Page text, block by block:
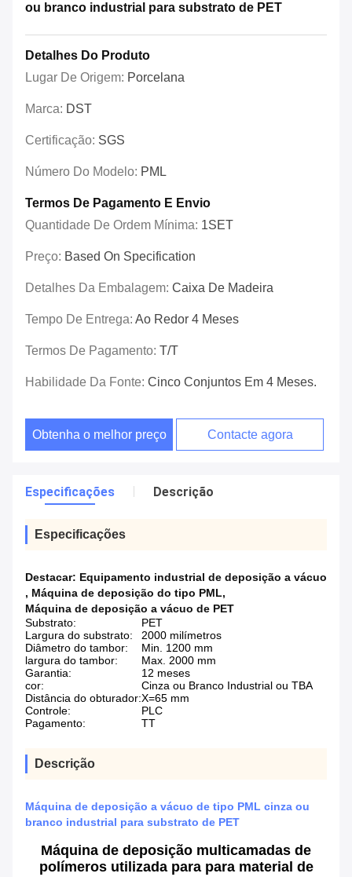
ou branco industrial para substrato de PET
Detalhes Do Produto
Lugar De Origem: Porcelana
Marca: DST
Certificação: SGS
Número Do Modelo: PML
Termos De Pagamento E Envio
Quantidade De Ordem Mínima: 1SET
Preço: Based On Specification
Detalhes Da Embalagem: Caixa De Madeira
Tempo De Entrega: Ao Redor 4 Meses
Termos De Pagamento: T/T
Habilidade Da Fonte: Cinco Conjuntos Em 4 Meses.
Obtenha o melhor preço Contacte agora
Especificações Descrição
Especificações
Destacar: Equipamento industrial de deposição a vácuo
, Máquina de deposição do tipo PML,
Máquina de deposição a vácuo de PET
Substrato:
PET
Largura do substrato:
2000 milímetros
Diâmetro do tambor:
Min. 1200 mm
largura do tambor:
Max. 2000 mm
Garantia:
12 meses
cor:
Cinza ou Branco Industrial ou TBA
Distância do obturador:X=65 mm
Controle:
PLC
Pagamento:
TT
Descrição
Máquina de deposição a vácuo de tipo PML cinza ou
branco industrial para substrato de PET
Máquina de deposição multicamadas de
polímeros utilizada para para material de